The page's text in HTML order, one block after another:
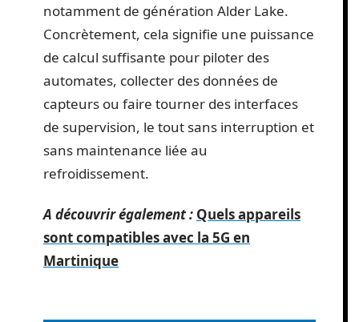
notamment de génération Alder Lake.
Concrètement, cela signifie une puissance
de calcul suffisante pour piloter des
automates, collecter des données de
capteurs ou faire tourner des interfaces
de supervision, le tout sans interruption et
sans maintenance liée au
refroidissement.
A découvrir également : Quels appareils
sont compatibles avec la 5G en
Martinique